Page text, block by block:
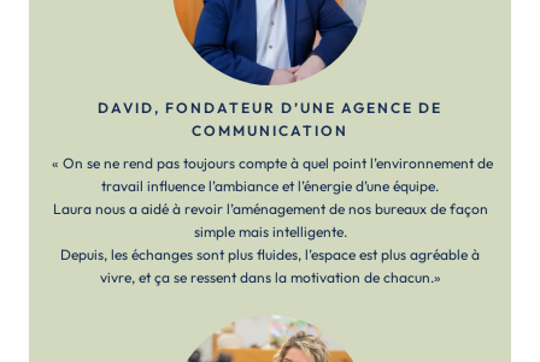
DAVID, FONDATEUR D’UNE AGENCE DE
COMMUNICATION
« On se ne rend pas toujours compte à quel point l’environnement de
travail influence l’ambiance et l’énergie d’une équipe.
Laura nous a aidé à revoir l’aménagement de nos bureaux de façon
simple mais intelligente.
Depuis, les échanges sont plus fluides, l’espace est plus agréable à
vivre, et ça se ressent dans la motivation de chacun.»